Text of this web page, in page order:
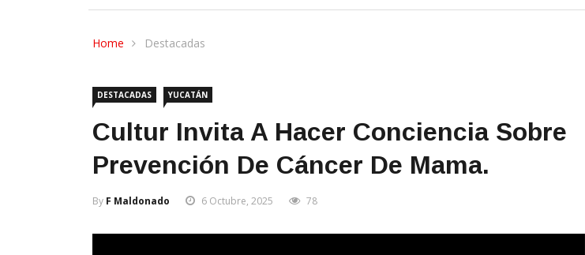
Home Destacadas
DESTACADAS YUCATÁN
Cultur Invita A Hacer Conciencia Sobre
Prevención De Cáncer De Mama.
By F Maldonado 6 Octubre, 2025 78